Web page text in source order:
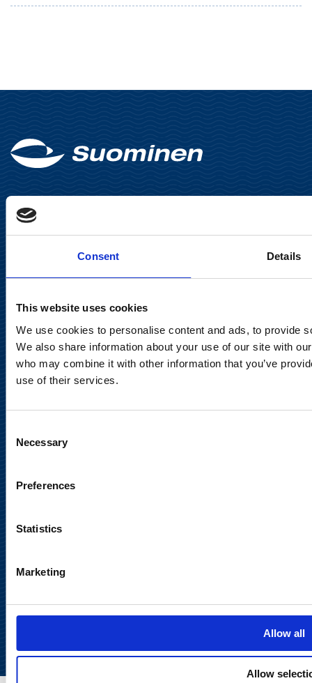
Consent Details
This website uses cookies
We use cookies to personalise content and ads, to provide
We also share information about your use of our site with
who may combine it with other information that you’ve
use of their services.
Selection
Necessary
Preferences
Statistics
Marketing
Allow all
Allow
Suominen Oyj
Keilaranta 13 A
02150 Espoo
Puh. 010 214 300
Tietosuojaseloste
Käyttöehdot
Sosiaalinen media